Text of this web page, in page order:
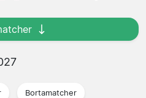
Bortamatcher